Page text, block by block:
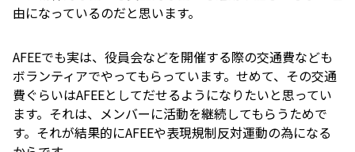
由になっているのだと思います。
AFEEでも実は、役員会などを開催する際の交通費なども
ボランティアでやってもらっています。せめて、その交通
費ぐらいはAFEEとしてだせるようになりたいと思ってい
ます。それは、メンバーに活動を継続してもらうためで
す。それが結果的にAFEEや表現規制反対運動の為になる